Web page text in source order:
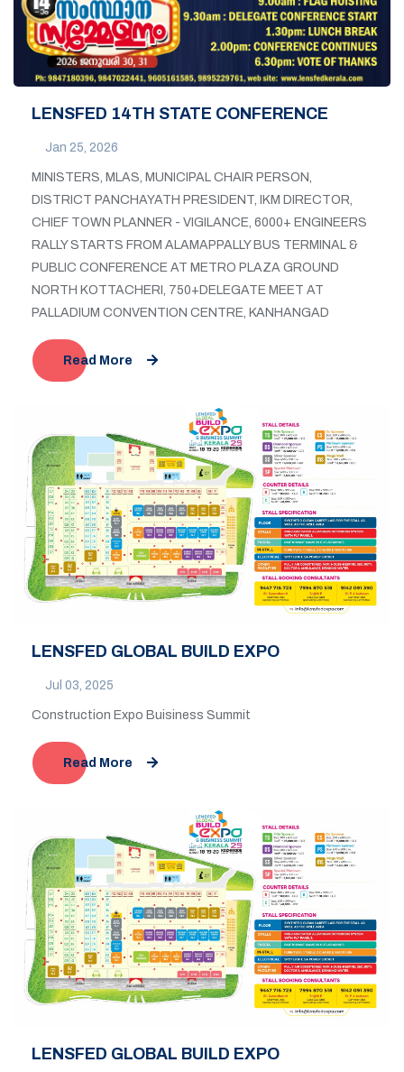
LENSFED 14TH STATE CONFERENCE
Jan 25, 2026
MINISTERS, MLAS, MUNICIPAL CHAIR PERSON,
DISTRICT PANCHAYATH PRESIDENT, IKM DIRECTOR,
CHIEF TOWN PLANNER - VIGILANCE, 6000+ ENGINEERS
RALLY STARTS FROM ALAMAPPALLY BUS TERMINAL &
PUBLIC CONFERENCE AT METRO PLAZA GROUND
NORTH KOTTACHERI, 750+DELEGATE MEET AT
PALLADIUM CONVENTION CENTRE, KANHANGAD
Read More
LENSFED GLOBAL BUILD EXPO
Jul 03, 2025
Construction Expo Buisiness Summit
Read More
LENSFED GLOBAL BUILD EXPO